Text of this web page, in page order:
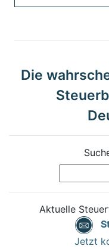
Die
Aktuelle
Jetzt